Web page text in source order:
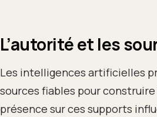
L’autorité et les
Les intelligences artificielles
sources fiables pour
présence sur ces supports